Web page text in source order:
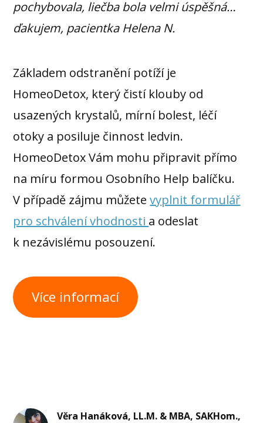
pochybovala, liečba bola velmi úspěšná…
ďakujem, pacientka Helena N.
Základem odstranění potíží je
HomeoDetox, který čistí klouby od
usazených krystalů, mírní bolest, léčí
otoky a posiluje činnost ledvin.
HomeoDetox Vám mohu připravit přímo
na míru formou Osobního Help balíčku.
V případě zájmu můžetevyplnit formulář
pro schválení vhodnosti a odeslat
k nezávislému posouzení.
Více informací
Věra Hanáková, LL.M. & MBA, SAKHom.,